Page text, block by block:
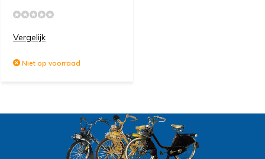
Vergelijk
Niet op voorraad